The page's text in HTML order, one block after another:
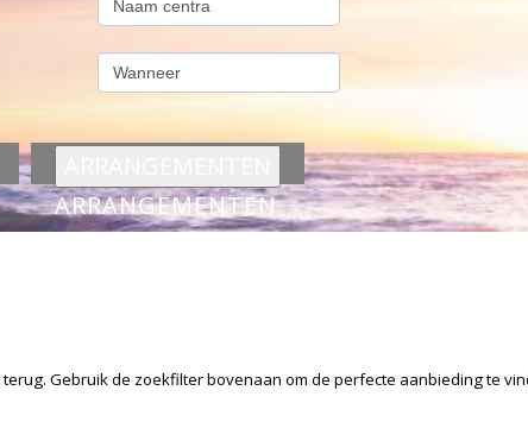
ARRANGEMENTEN
terug. Gebruik de zoekfilter bovenaan om de perfecte aanbieding te